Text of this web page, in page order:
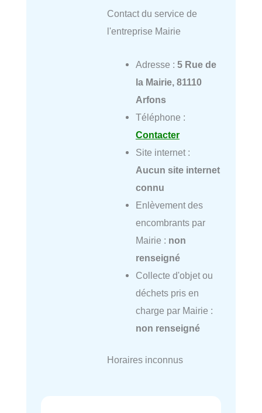
Contact du service de
l'entreprise Mairie
Adresse : 5 Rue de
la Mairie, 81110
Arfons
Téléphone :
Contacter
Site internet :
Aucun site internet
connu
Enlèvement des
encombrants par
Mairie : non
renseigné
Collecte d'objet ou
déchets pris en
charge par Mairie :
non renseigné
Horaires inconnus